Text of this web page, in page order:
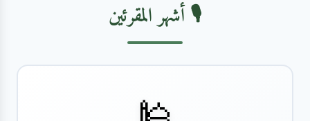
🎙️ أشهر المقرئين